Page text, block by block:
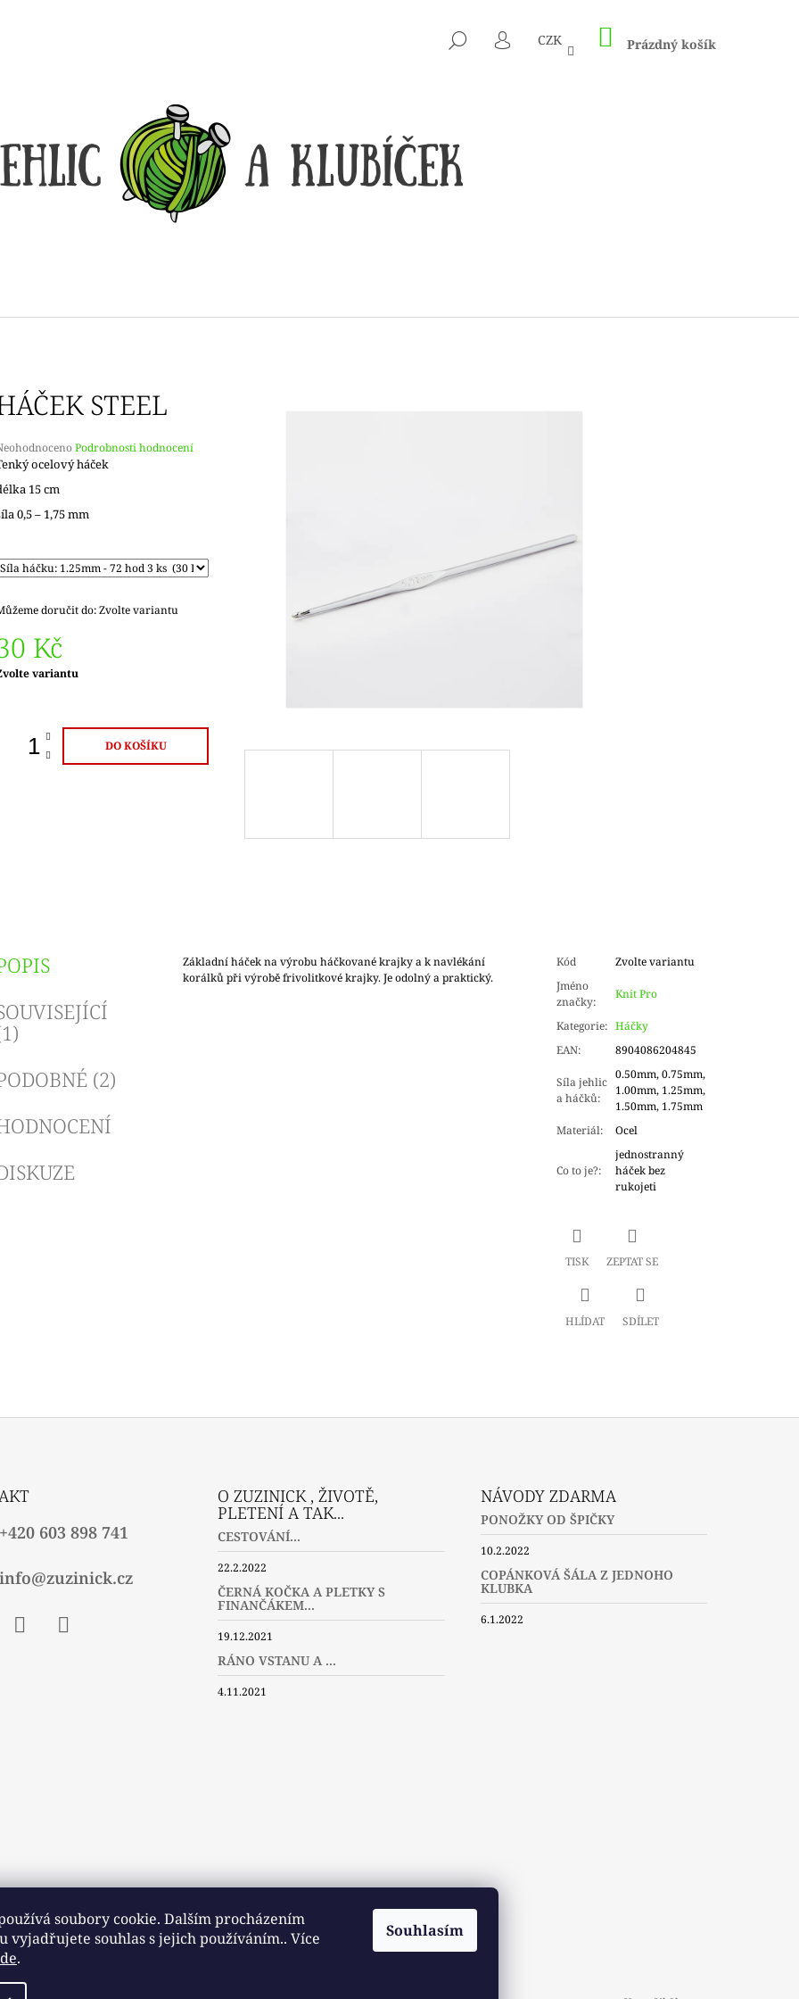
soubory cookie. Dalším procházením
vyjadřujete souhlas s jejich používáním.. Více
.
Souhlasím
HLEDAT
PŘIHLÁŠENÍ
CZK NÁKUPNÍ
KOŠÍK
Prázdný košík
STEEL
Podrobnosti hodnocení
ocelový háček
15 cm
0,5 – 1,75 mm
doručit do:Zvolte variantu
Kč
variantu
DO KOŠÍKU
(2)
Základní háček na výrobu háčkované krajky a k navlékání
korálků při výrobě frivolitkové krajky. Je odolný a praktický.
Kód
Zvolte variantu
Jméno
značky:
Knit Pro
Kategorie: Háčky
EAN: 8904086204845
Síla jehlic
a háčků:
0.50mm, 0.75mm,
1.00mm, 1.25mm,
1.50mm, 1.75mm
Materiál: Ocel
Co to je?:
jednostranný
háček bez
rukojeti
TISK ZEPTAT SE
HLÍDAT SDÍLET
CO POTŘEBUJETE NAJÍT?
HLEDAT
Kč
+420 603 898 741
info@zuzinick.cz
O ZUZINICK , ŽIVOTĚ,
PLETENÍ A TAK...
CESTOVÁNÍ...
22.2.2022
ČERNÁ KOČKA A PLETKY S
FINANČÁKEM...
19.12.2021
RÁNO VSTANU A ...
4.11.2021
NÁVODY ZDARMA
PONOŽKY OD ŠPIČKY
10.2.2022
COPÁNKOVÁ ŠÁLA Z JEDNOHO
KLUBKA
6.1.2022